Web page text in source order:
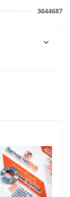
3644687